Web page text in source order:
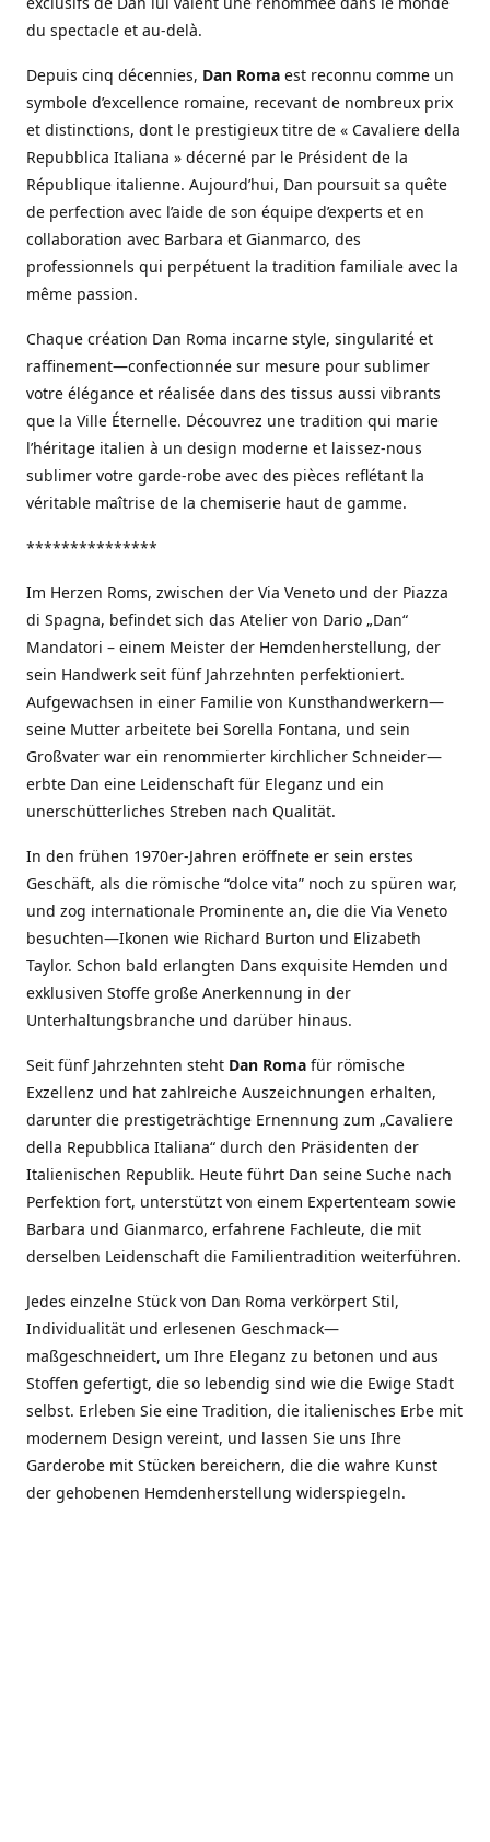
du spectacle et au-delà.
Depuis cinq décennies, Dan Roma est reconnu comme un
symbole d’excellence romaine, recevant de nombreux prix
et distinctions, dont le prestigieux titre de « Cavaliere della
Repubblica Italiana » décerné par le Président de la
République italienne. Aujourd’hui, Dan poursuit sa quête
de perfection avec l’aide de son équipe d’experts et en
collaboration avec Barbara et Gianmarco, des
professionnels qui perpétuent la tradition familiale avec la
même passion.
Chaque création Dan Roma incarne style, singularité et
raffinement—confectionnée sur mesure pour sublimer
votre élégance et réalisée dans des tissus aussi vibrants
que la Ville Éternelle. Découvrez une tradition qui marie
l’héritage italien à un design moderne et laissez-nous
sublimer votre garde-robe avec des pièces reflétant la
véritable maîtrise de la chemiserie haut de gamme.
***************
Im Herzen Roms, zwischen der Via Veneto und der Piazza
di Spagna, befindet sich das Atelier von Dario „Dan“
Mandatori – einem Meister der Hemdenherstellung, der
sein Handwerk seit fünf Jahrzehnten perfektioniert.
Aufgewachsen in einer Familie von Kunsthandwerkern—
seine Mutter arbeitete bei Sorella Fontana, und sein
Großvater war ein renommierter kirchlicher Schneider—
erbte Dan eine Leidenschaft für Eleganz und ein
unerschütterliches Streben nach Qualität.
In den frühen 1970er-Jahren eröffnete er sein erstes
Geschäft, als die römische “dolce vita” noch zu spüren war,
und zog internationale Prominente an, die die Via Veneto
besuchten—Ikonen wie Richard Burton und Elizabeth
Taylor. Schon bald erlangten Dans exquisite Hemden und
exklusiven Stoffe große Anerkennung in der
Unterhaltungsbranche und darüber hinaus.
Seit fünf Jahrzehnten steht Dan Roma für römische
Exzellenz und hat zahlreiche Auszeichnungen erhalten,
darunter die prestigeträchtige Ernennung zum „Cavaliere
della Repubblica Italiana“ durch den Präsidenten der
Italienischen Republik. Heute führt Dan seine Suche nach
Perfektion fort, unterstützt von einem Expertenteam sowie
Barbara und Gianmarco, erfahrene Fachleute, die mit
derselben Leidenschaft die Familientradition weiterführen.
Jedes einzelne Stück von Dan Roma verkörpert Stil,
Individualität und erlesenen Geschmack—
maßgeschneidert, um Ihre Eleganz zu betonen und aus
Stoffen gefertigt, die so lebendig sind wie die Ewige Stadt
selbst. Erleben Sie eine Tradition, die italienisches Erbe mit
modernem Design vereint, und lassen Sie uns Ihre
Garderobe mit Stücken bereichern, die die wahre Kunst
der gehobenen Hemdenherstellung widerspiegeln.